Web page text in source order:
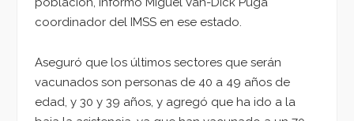
coordinador del IMSS en ese estado.
Aseguró que los últimos sectores que serán
vacunados son personas de 40 a 49 años de
edad, y 30 y 39 años, y agregó que ha ido a la